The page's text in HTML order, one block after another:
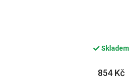
Skladem
854 Kč